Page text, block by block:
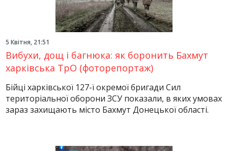
5 Квітня, 21:51
Вибухи, дощ і багнюка: як боронить Бахмут
харківська ТрО (фоторепортаж)
Бійці харківської 127-ї окремої бригади Сил
територіальної оборони ЗСУ показали, в яких умовах
зараз захищають місто Бахмут Донецької області.